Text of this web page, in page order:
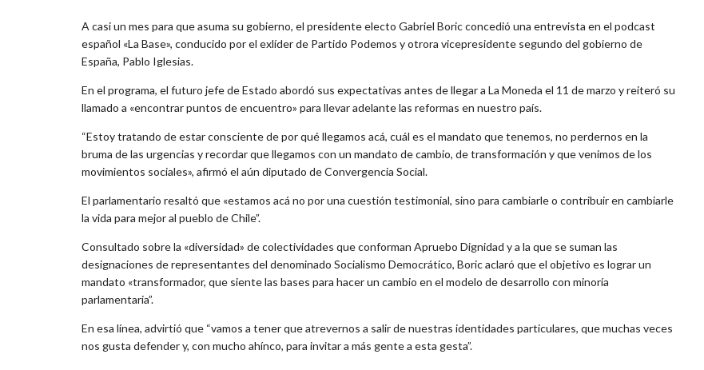
A casi un mes para que asuma su gobierno, el presidente electo Gabriel Boric concedió una entrevista en el podcast
español «La Base», conducido por el exlíder de Partido Podemos y otrora vicepresidente segundo del gobierno de
España, Pablo Iglesias.
En el programa, el futuro jefe de Estado abordó sus expectativas antes de llegar a La Moneda el 11 de marzo y reiteró su
llamado a «encontrar puntos de encuentro» para llevar adelante las reformas en nuestro país.
“Estoy tratando de estar consciente de por qué llegamos acá, cuál es el mandato que tenemos, no perdernos en la
bruma de las urgencias y recordar que llegamos con un mandato de cambio, de transformación y que venimos de los
movimientos sociales», afirmó el aún diputado de Convergencia Social.
El parlamentario resaltó que «estamos acá no por una cuestión testimonial, sino para cambiarle o contribuir en cambiarle
la vida para mejor al pueblo de Chile”.
Consultado sobre la «diversidad» de colectividades que conforman Apruebo Dignidad y a la que se suman las
designaciones de representantes del denominado Socialismo Democrático, Boric aclaró que el objetivo es lograr un
mandato «transformador, que siente las bases para hacer un cambio en el modelo de desarrollo con minoría
parlamentaria”.
En esa línea, advirtió que “vamos a tener que atrevernos a salir de nuestras identidades particulares, que muchas veces
nos gusta defender y, con mucho ahínco, para invitar a más gente a esta gesta”.